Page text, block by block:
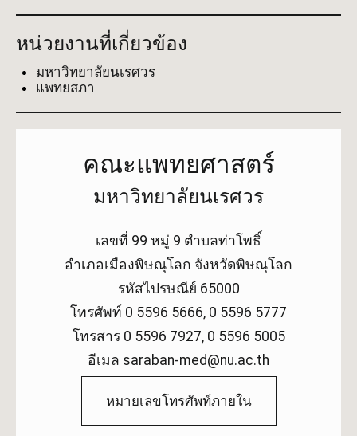
หน่วยงานที่เกี่ยวข้อง
มหาวิทยาลัยนเรศวร
แพทยสภา
คณะแพทยศาสตร์
มหาวิทยาลัยนเรศวร
เลขที่ 99 หมู่ 9 ตำบลท่าโพธิ์
อำเภอเมืองพิษณุโลก จังหวัดพิษณุโลก
รหัสไปรษณีย์ 65000
โทรศัพท์ 0 5596 5666, 0 5596 5777
โทรสาร 0 5596 7927, 0 5596 5005
อีเมล saraban-med@nu.ac.th
หมายเลขโทรศัพท์ภายใน